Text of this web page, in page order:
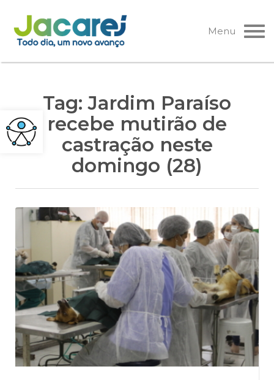
Pular
para
o
Menu
Tag:Jardim Paraíso
recebe mutirão de
castração neste
domingo (28)